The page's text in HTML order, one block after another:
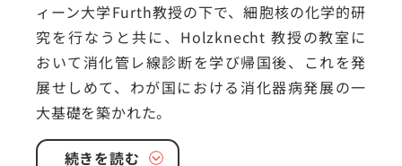
ィーン大学Furth教授の下で、細胞核の化学的研
究を行なうと共に、Holzknecht 教授の教室に
おいて消化管レ線診断を学び帰国後、これを発
展せしめて、わが国における消化器病発展の一
大基礎を築かれた。
続きを読む